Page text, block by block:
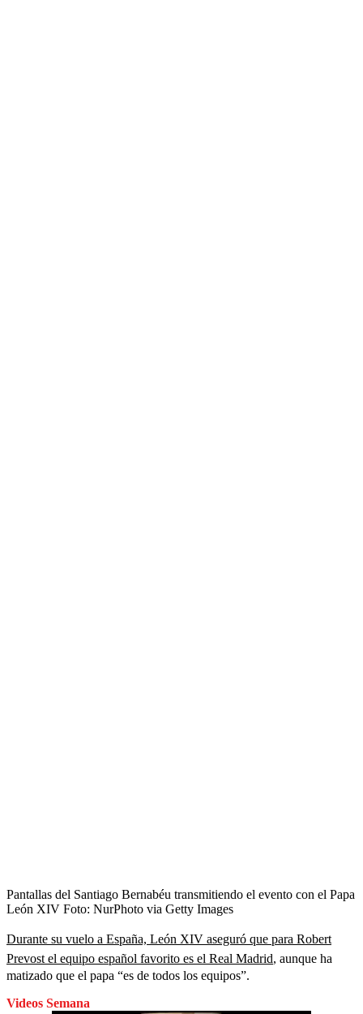
Pantallas del Santiago Bernabéu transmitiendo el evento con el Papa
León XIV Foto: NurPhoto via Getty Images
Durante su vuelo a España, León XIV aseguró que para Robert
Prevost el equipo español favorito es el Real Madrid, aunque ha
matizado que el papa “es de todos los equipos”.
Videos Semana